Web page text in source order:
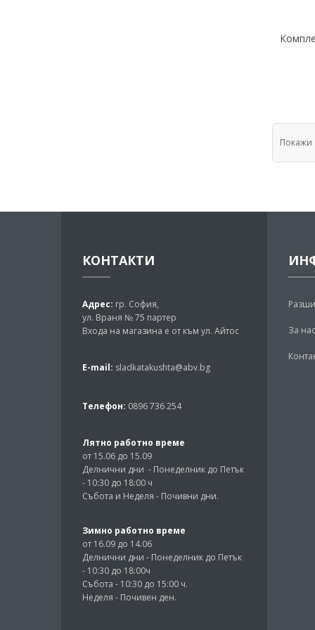
Покажи
КОНТАКТИ
Адрес: гр. София,
ул. Враня № 75 партер
Входа на магазина е от към ул. Айтос
E-mail: sladkatakushta@abv.bg
Телефон: 0896 736 254
Лятно работно време
от 15.06 до 15.09
Делнични дни - Понеделник до Петък
- 10:30 до 18:00 ч
Събота и Неделя - Почивни дни.
Зимно работно време
от 16.09 до 14.06
Делнични дни - Понеделник до Петък
- 10:30 до 18:00ч
Събота - 10:30 до 15:00 ч.
Неделя - Почивен ден.
За нас